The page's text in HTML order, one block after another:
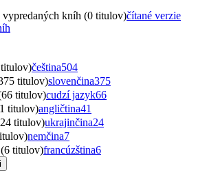
vypredaných kníh (0 titulov)čítané verzie
titulov)čeština504
titulov)slovenčina375
titulov)cudzí jazyk66
titulov)angličtina41
titulov)ukrajinčina24
nemčina7
titulov)francúzština6